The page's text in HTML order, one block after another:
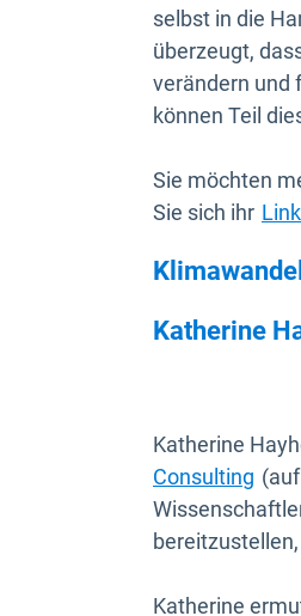
selbst in die
überzeugt,
verändern und
können Teil
Sie möchten
Sie sich ihr
Klimawandel
Katherine
Katherine
Consulting In
Katherine